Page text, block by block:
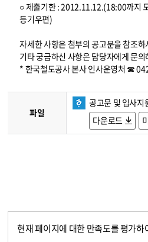
○ 제출기한 : 2012.11.12.(18:00까지
등기우편)
자세한 사항은 첨부의 공고문을 참조하
기타 궁금하신 사항은 담당자에게 문
* 한국철도공사 본사 인사운영처 ☎
파일
공고문 및 입사
다운로드
현재 페이지에 대한 만족도를 평가하